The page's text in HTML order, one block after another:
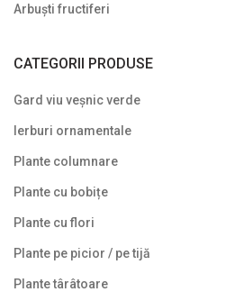
Uncategorized
Arbuști fructiferi
CATEGORII PRODUSE
Gard viu veșnic verde
Ierburi ornamentale
Plante columnare
Plante cu bobițe
Plante cu flori
Plante pe picior / pe tijă
Plante târâtoare